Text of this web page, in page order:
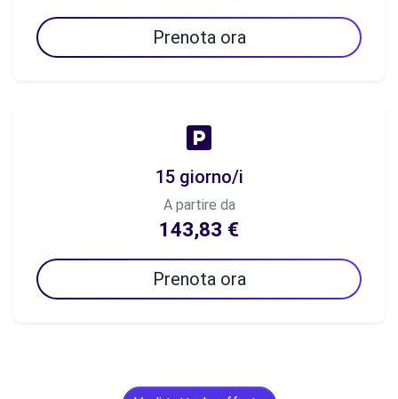
Prenota ora
15 giorno/i
A partire da
143,83 €
Prenota ora